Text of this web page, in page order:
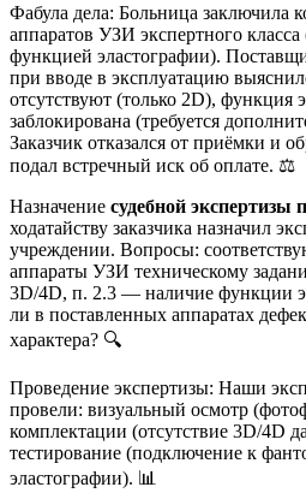
Фабула дела: Больница заключила
аппаратов УЗИ экспертного
функцией эластографии).
при вводе в эксплуатацию
отсутствуют (только 2D), функция
заблокирована (требуется
Заказчик отказался от приёмки и
подал встречный иск об оплате. ⚖️
Назначение судебной экспертизы
ходатайству заказчика назначил
учреждении. Вопросы:
аппараты УЗИ техническому
3D/4D, п. 2.3 — наличие функции
ли в поставленных аппаратах
характера? 🔍
Проведение экспертизы: Наши
провели: визуальный осмотр
комплектации (отсутствие 3D/4D
тестирование (подключение к
эластографии). 📊